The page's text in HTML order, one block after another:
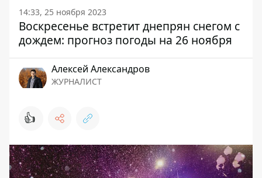
14:33, 25 ноября 2023
Воскресенье встретит днепрян снегом с
дождем: прогноз погоды на 26 ноября
Алексей Александров
ЖУРНАЛИСТ
👍